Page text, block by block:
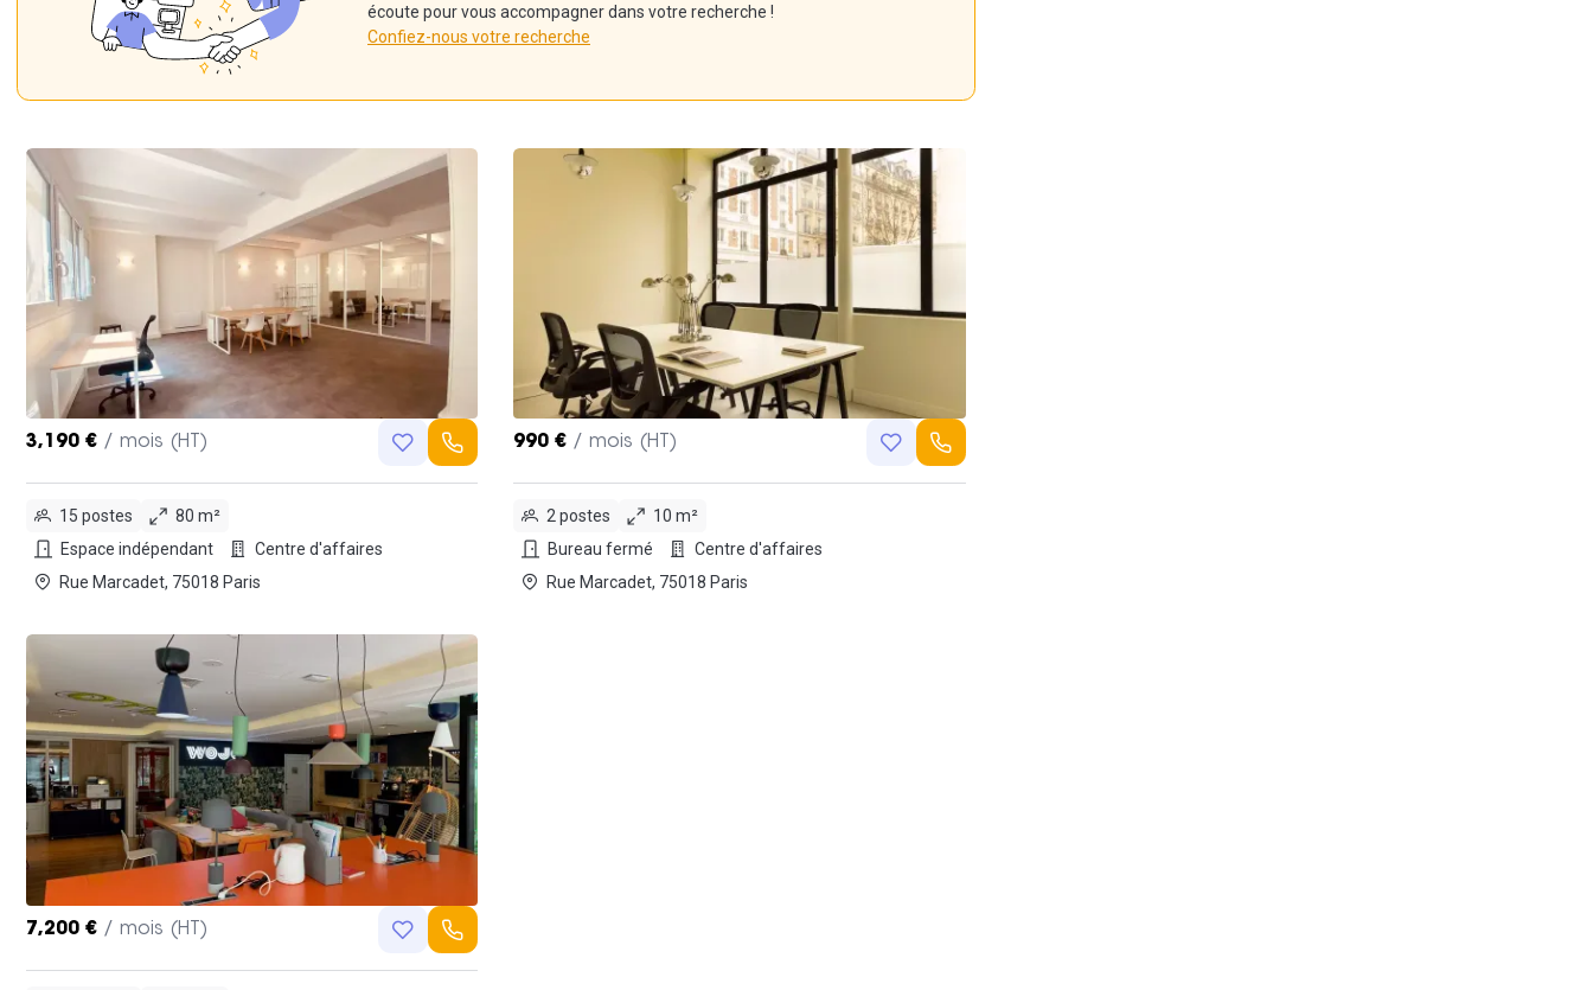
écoute pour vous accompagner dans votre recherche !
Confiez-nous votre recherche
3,190 € / mois (HT)
15 postes
80 m²
Espace indépendant
Centre d'affaires
Rue Marcadet, 75018 Paris
990 € / mois (HT)
2 postes
10 m²
Bureau fermé
Centre d'affaires
Rue Marcadet, 75018 Paris
7,200 € / mois (HT)